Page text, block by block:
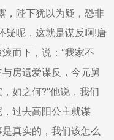
，陛下犹以为疑，恐非
疑呢，这就是谋反啊!唐
而下，说：“我家不
房遗爱谋反，今元舅
如之何?”他说，我们
过去高阳公主就谋
真实的，我们该怎么